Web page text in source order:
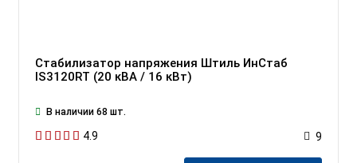
Стабилизатор напряжения Штиль ИнСтаб
IS3120RT (20 кВА / 16 кВт)
В наличии 68 шт.
4.9 9